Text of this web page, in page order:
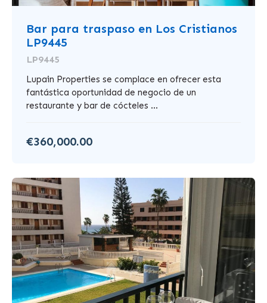
Bar para traspaso en Los Cristianos
LP9445
LP9445
Lupain Properties se complace en ofrecer esta
fantástica oportunidad de negocio de un
restaurante y bar de cócteles ...
€360,000.00